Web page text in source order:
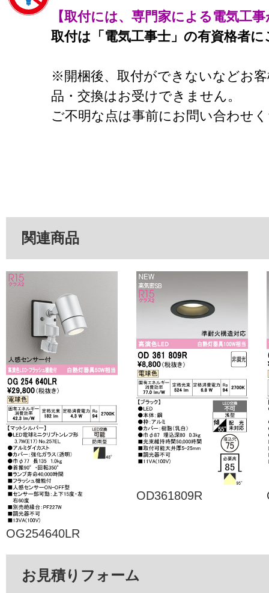
【取付には、専門家による電気工
取付は「電気工事士」の有資格者
※開梱後、取付ができないなどお
品・交換はお受けできません。
ご不明な点は事前にお問い合わせ
関連商品
OG254640LR
OD361809R
お見積りフォーム